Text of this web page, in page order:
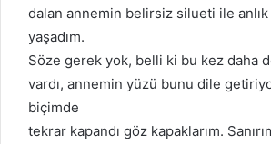
dalan annemin belirsiz silueti ile
yaşadım.
Söze gerek yok, belli ki bu kez daha
vardı, annemin yüzü bunu dile
biçimde
tekrar kapandı göz kapaklarım.